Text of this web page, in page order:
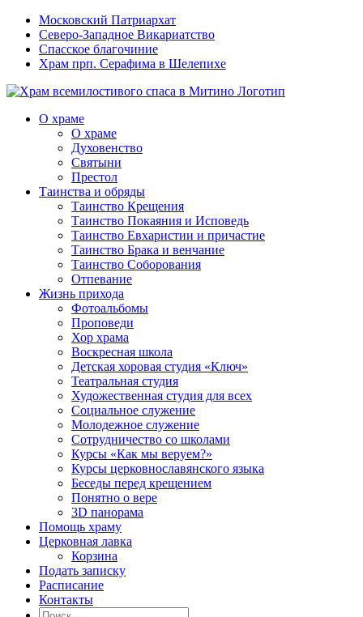
Московский Патриархат
Северо-Западное Викариатство
Спасское благочиние
Храм прп. Серафима в Шелепихе
О храме
О храме
Духовенство
Святыни
Престол
Таинства и обряды
Таинство Крещения
Таинство Покаяния и Исповедь
Таинство Евхаристии и причастие
Таинство Брака и венчание
Таинство Соборования
Отпевание
Жизнь прихода
Фотоальбомы
Проповеди
Хор храма
Воскресная школа
Детская хоровая студия «Ключ»
Театральная студия
Х​удожественная студия для всех
Социальное служение
Молодежное служение
Сотрудничество со школами
Курсы «Как мы веруем?»
Курсы церковнославянского языка
Беседы перед крещением
Понятно о вере
3D панорама
Помощь храму
Церковная лавка
Корзина
Подать записку
Расписание
Контакты